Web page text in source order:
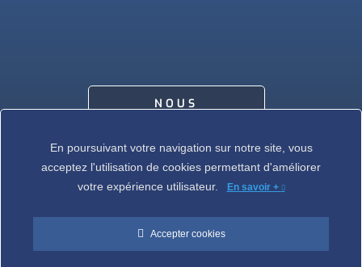
NOUS
En poursuivant votre navigation sur notre site, vous
acceptez l'utilisation de cookies permettant d'améliorer
votre expérience utilisateur.
En savoir +
Accepter cookies